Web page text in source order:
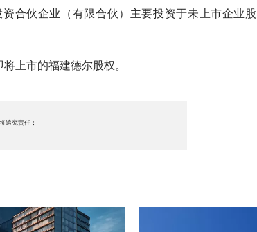
合伙企业（有限合伙）主要投资于未上市企业股
上市的福建德尔股权。
追究责任；